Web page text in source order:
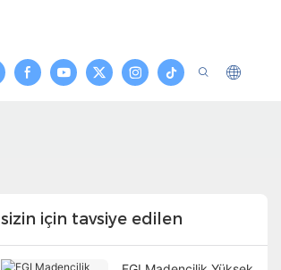
sizin için tavsiye edilen